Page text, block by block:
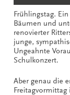
Frühlingstag.
Bäumen und
renovierter
junge,
Ungeahnte
Schulkonzert.
Aber genau die
Freitagvormittag